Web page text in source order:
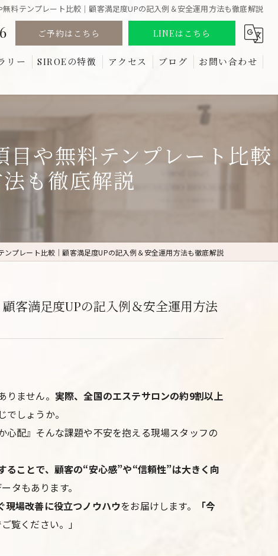
料テンプレート比較｜顧客満足度UPの記入例＆安全運用方法も徹底解説
ご予約はこちら LINEはこちら
リー SIROEの特徴
リフトアップ
ほうれい線
しわ
アクセス ブログ お問い合わせ
や無料テンプレート比較
も徹底解説
プレート比較｜顧客満足度UPの記入例＆安全運用方法も徹底解説
客満足度UPの記入例＆安全運用方法
ません。 実際、全国のエステサロンの約9割以上
でしょうか。
配』そんな課題や不安を抱える現場スタッフの
ことで、顧客の“安心感”や“信頼性”は大きく向
タもあります。
現場改善に役立つノウハウをお届けします。
「今
覧ください。」